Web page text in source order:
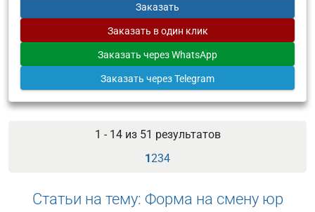
Заказать
Заказать в один клик
Заказать через WhatsApp
Заказать через Telegram
1 - 14 из 51 результатов
1234
Статьи на тему: Форма на смену юр